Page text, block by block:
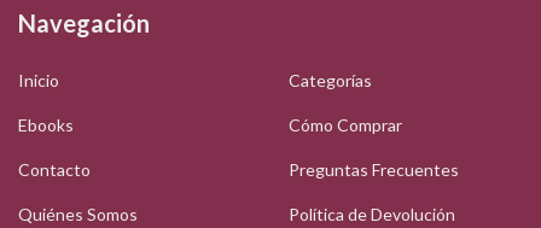
Navegación
Inicio Categorías
Ebooks Cómo Comprar
Contacto Preguntas Frecuentes
Quiénes Somos Política de Devolución